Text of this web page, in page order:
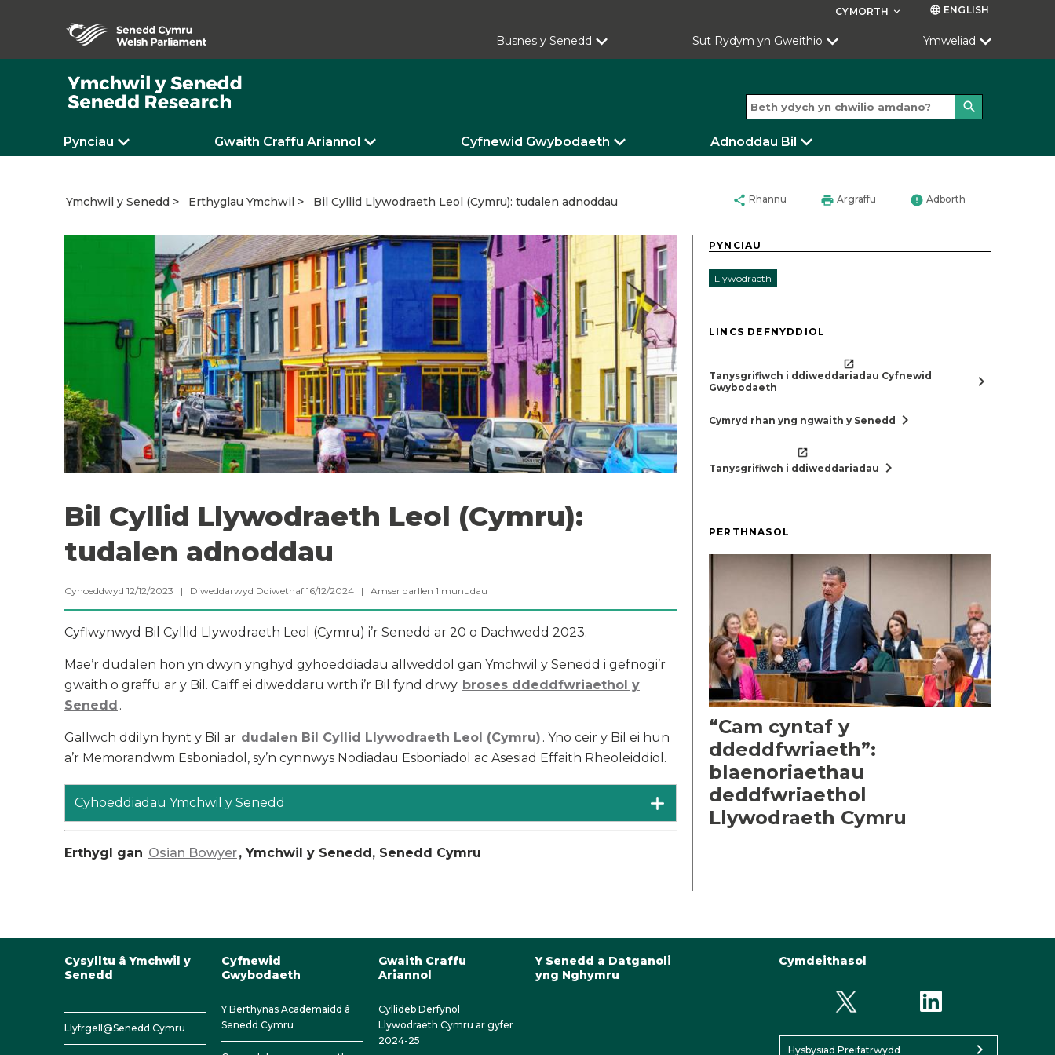
CYMORTH keyboard_arrow_down language ENGLISH
Busnes y Senedd Sut Rydym yn Gweithio Ymweliad
search
Pynciau Gwaith Craffu Ariannol Cyfnewid Gwybodaeth Adnoddau Bil
Ymchwil y Senedd Erthyglau Ymchwil Bil Cyllid Llywodraeth Leol (Cymru): tudalen adnoddau share Rhannu print Argraffu error Adborth
Bil Cyllid Llywodraeth Leol (Cymru):
tudalen adnoddau
Cyhoeddwyd 12/12/2023 | Diweddarwyd Ddiwethaf 16/12/2024 | Amser darllen 1 munudau
Cyflwynwyd Bil Cyllid Llywodraeth Leol (Cymru) i’r Senedd ar 20 o Dachwedd 2023.
Mae’r dudalen hon yn dwyn ynghyd gyhoeddiadau allweddol gan Ymchwil y Senedd i gefnogi’r
gwaith o graffu ar y Bil. Caiff ei diweddaru wrth i’r Bil fynd drwy broses ddeddfwriaethol y
Senedd .
Gallwch ddilyn hynt y Bil ar dudalen Bil Cyllid Llywodraeth Leol (Cymru) . Yno ceir y Bil ei hun
a’r Memorandwm Esboniadol, sy’n cynnwys Nodiadau Esboniadol ac Asesiad Effaith Rheoleiddiol.
Cyhoeddiadau Ymchwil y Senedd
Erthygl gan Osian Bowyer, Ymchwil y Senedd, Senedd Cymru
PYNCIAU
Llywodraeth
LINCS DEFNYDDIOL
Tanysgrifiwch i ddiweddariadau Cyfnewid
Gwybodaeth
chevron_right
Cymryd rhan yng ngwaith y Senedd chevron_right
Tanysgrifiwch i ddiweddariadau chevron_right
PERTHNASOL
“Cam cyntaf y
ddeddfwriaeth”:
blaenoriaethau
deddfwriaethol
Llywodraeth Cymru
Cysylltu â Ymchwil y
Senedd
Llyfrgell@Senedd.Cymru
Cyfnewid
Gwybodaeth
Y Berthynas Academaidd â
Senedd Cymru
Gwaith Craffu
Ariannol
Cyllideb Derfynol
Llywodraeth Cymru ar gyfer
2024-25
Y Senedd a Datganoli
yng Nghymru
Cymdeithasol
Hysbysiad Preifatrwydd chevron_right